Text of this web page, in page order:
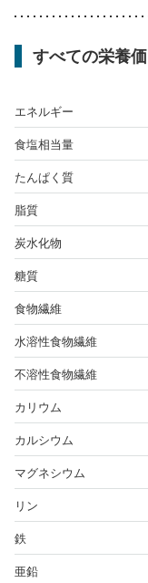
すべての栄養価
エネルギー
食塩相当量
たんぱく質
脂質
炭水化物
糖質
食物繊維
水溶性食物繊維
不溶性食物繊維
カリウム
カルシウム
マグネシウム
リン
鉄
亜鉛